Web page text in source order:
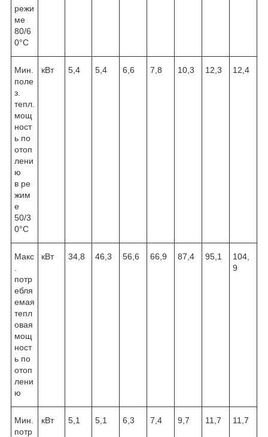
режи
ме
80/6
0°С
Мин.
поле
з.
тепл.
мощ
ност
ь по
отоп
лени
ю
в ре
жим
е
50/3
0°С
кВт 5,4 5,4 6,6 7,8 10,3 12,3 12,4
Макс
потр
ебля
емая
тепл
овая
мощ
ност
ь по
отоп
лени
ю
кВт 34,8 46,3 56,6 66,9 87,4 95,1
104,
9
Мин.
потр
кВт 5,1 5,1 6,3 7,4 9,7 11,7 11,7